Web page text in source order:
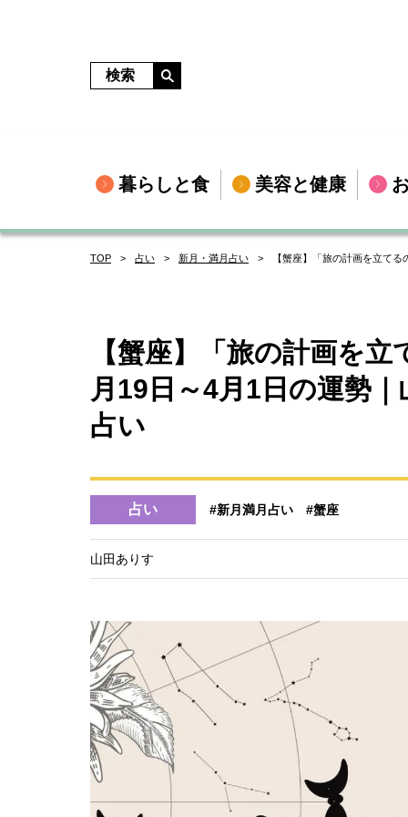
暮らしと食 美容と健康
TOP 占い 新月・満月占い 【蟹座】「旅の計画を立て
【蟹座】「旅の計画を
月19日～4月1日の運勢
占い
占い #新月満月占い #蟹座
山田ありす